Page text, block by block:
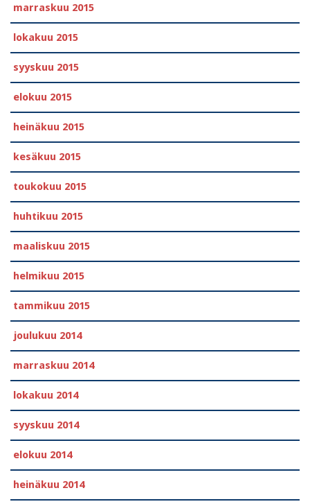
marraskuu 2015
lokakuu 2015
syyskuu 2015
elokuu 2015
heinäkuu 2015
kesäkuu 2015
toukokuu 2015
huhtikuu 2015
maaliskuu 2015
helmikuu 2015
tammikuu 2015
joulukuu 2014
marraskuu 2014
lokakuu 2014
syyskuu 2014
elokuu 2014
heinäkuu 2014